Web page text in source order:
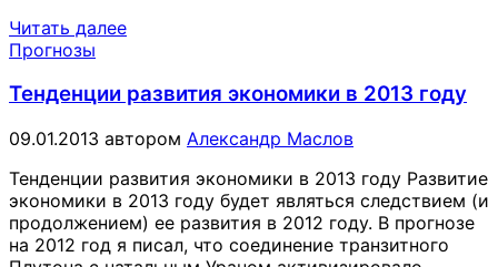
Читать далее
Прогнозы
Тенденции развития экономики в 2013 году
09.01.2013 автором Александр Маслов
Тенденции развития экономики в 2013 году Развитие
экономики в 2013 году будет являться следствием (и
продолжением) ее развития в 2012 году. В прогнозе
на 2012 год я писал, что соединение транзитного